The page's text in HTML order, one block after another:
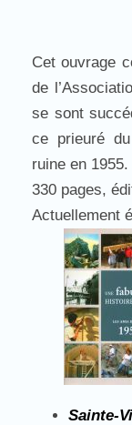
Cet ouvrage
de
se sont
ce prieuré
ruine en 1955.
330 pages,
Actuellement
Sainte-